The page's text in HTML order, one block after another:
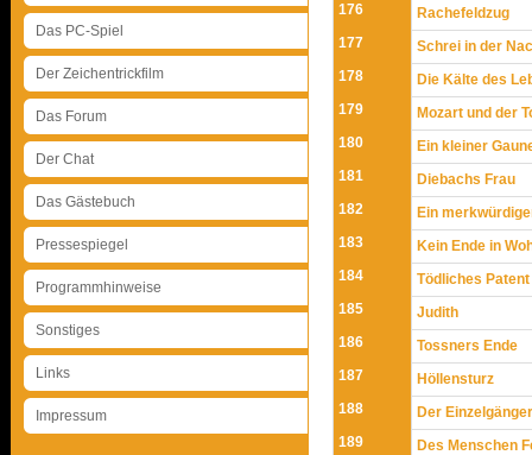
Das PC-Spiel
Der Zeichentrickfilm
Das Forum
Der Chat
Das Gästebuch
Pressespiegel
Programmhinweise
Sonstiges
Links
Impressum
176
Rachefeldzug
177
Schrei in der
178
Die Kälte des
179
Mozart und der
180
Ein kleiner
181
Diebachs Frau
182
Ein
183
Kein Ende in
184
Tödliches Patent
185
Judith
186
Tossners Ende
187
Höllensturz
188
Der Einzelgänger
189
Des Menschen